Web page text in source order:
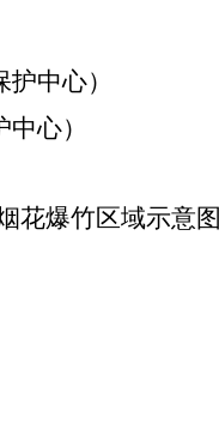
护中心）
心）
花爆竹区域示意图